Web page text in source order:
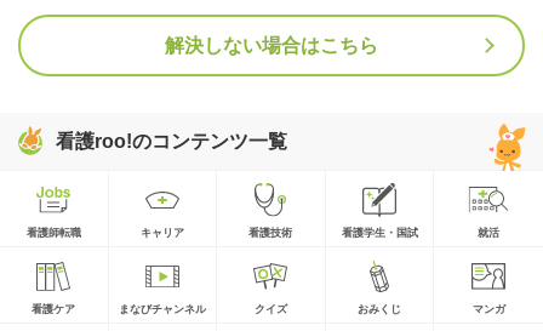
解決しない場合はこちら
看護roo!のコンテンツ一覧
看護師転職 キャリア 看護技術 看護学生・国試 就活
看護ケア まなびチャンネル クイズ おみくじ マンガ